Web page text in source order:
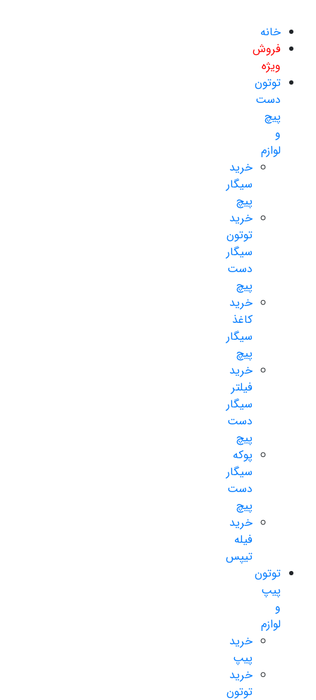
خانه
فروش
ویژه
توتون
دست
پیچ
و
لوازم
خرید
سیگار
پیچ
خرید
توتون
سیگار
دست
پیچ
خرید
کاغذ
سیگار
پیچ
خرید
فیلتر
سیگار
دست
پیچ
پوکه
سیگار
دست
پیچ
خرید
فیله
تیپس
توتون
پیپ
و
لوازم
خرید
پیپ
خرید
توتون